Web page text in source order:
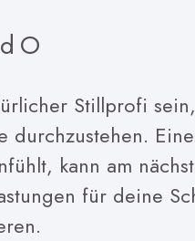
O
Stillprofi
durchzustehen.
kann am
für deine